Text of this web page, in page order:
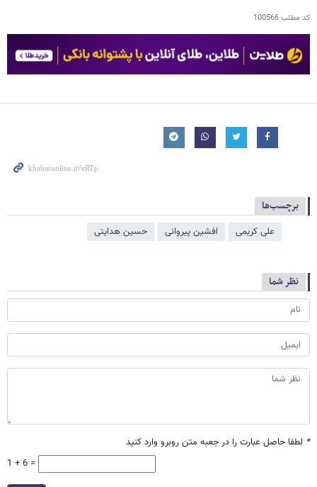
کد مطلب100566
برچسب‌ها
علی کریمی افشین پیروانی حسین هدایتی
نظر شما
* لطفا حاصل عبارت را در جعبه متن روبرو وارد کنید
1 + 6 =